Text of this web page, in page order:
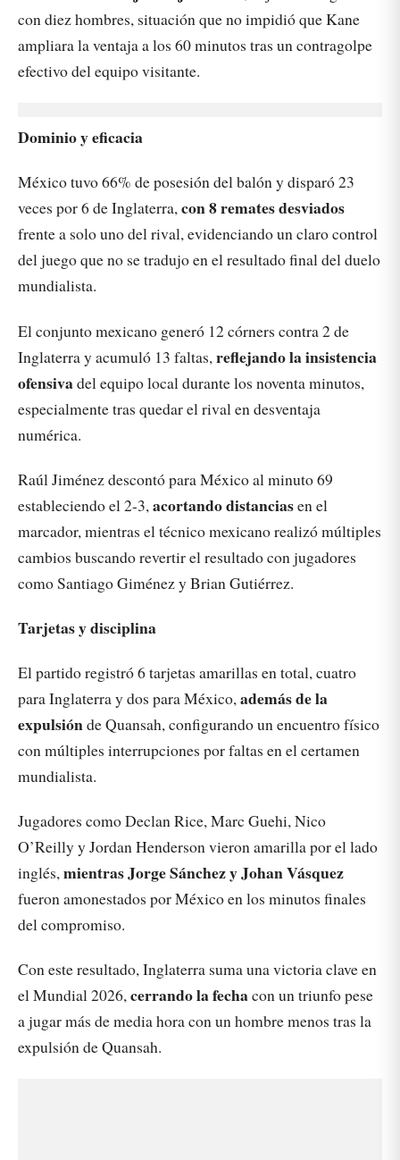
con diez hombres, situación que no impidió que Kane
ampliara la ventaja a los 60 minutos tras un contragolpe
efectivo del equipo visitante.
Dominio y eficacia
México tuvo 66% de posesión del balón y disparó 23
veces por 6 de Inglaterra,con 8 remates desviados
frente a solo uno del rival, evidenciando un claro control
del juego que no se tradujo en el resultado final del duelo
mundialista.
El conjunto mexicano generó 12 córners contra 2 de
Inglaterra y acumuló 13 faltas, reflejando la insistencia
ofensivadel equipo local durante los noventa minutos,
especialmente tras quedar el rival en desventaja
numérica.
Raúl Jiménez descontó para México al minuto 69
estableciendo el 2-3, acortando distanciasen el
marcador, mientras el técnico mexicano realizó múltiples
cambios buscando revertir el resultado con jugadores
como Santiago Giménez y Brian Gutiérrez.
Tarjetas y disciplina
El partido registró 6 tarjetas amarillas en total, cuatro
para Inglaterra y dos para México,además de la
expulsiónde Quansah, configurando un encuentro físico
con múltiples interrupciones por faltas en el certamen
mundialista.
Jugadores como Declan Rice, Marc Guehi, Nico
O’Reilly y Jordan Henderson vieron amarilla por el lado
inglés,mientras Jorge Sánchez y Johan Vásquez
fueron amonestados por México en los minutos finales
del compromiso.
Con este resultado, Inglaterra suma una victoria clave en
el Mundial 2026,cerrando la fechacon un triunfo pese
a jugar más de media hora con un hombre menos tras la
expulsión de Quansah.